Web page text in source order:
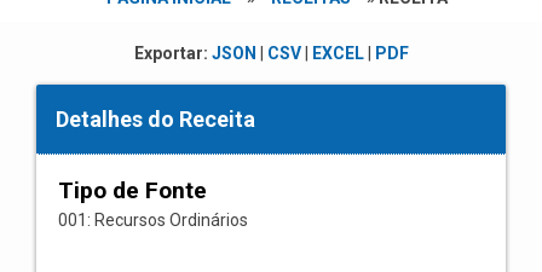
Exportar: JSON CSV| EXCEL| PDF
Detalhes do Receita
Tipo de Fonte
001: Recursos Ordinários